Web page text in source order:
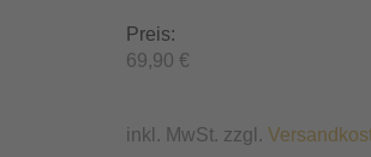
Preis:
69,90 €
inkl. MwSt. zzgl.